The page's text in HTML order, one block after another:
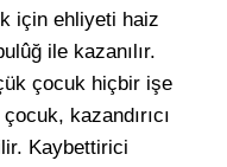
için ehliyeti haiz
ile kazanılır.
çocuk hiçbir işe
kazandırıcı
Kaybettirici